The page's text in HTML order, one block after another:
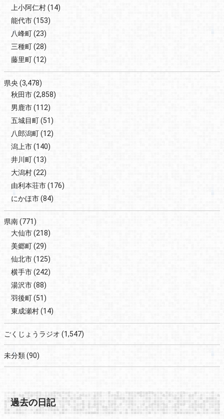
上小阿仁村(14)
能代市(153)
八峰町(23)
三種町(28)
藤里町(12)
県央 (3,478)
秋田市(2,858)
男鹿市(112)
五城目町(51)
八郎潟町(12)
潟上市(140)
井川町(13)
大潟村(22)
由利本荘市(176)
にかほ市(84)
県南(771)
大仙市(218)
美郷町(29)
仙北市(125)
横手市(242)
湯沢市(88)
羽後町(51)
東成瀬村(14)
ごくじょうラジオ (1,547)
未分類(90)
過去の日記